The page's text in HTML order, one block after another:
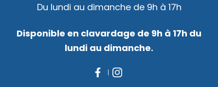
Du lundi au dimanche de 9h à 17h
Disponible en clavardage de 9h à 17h du
lundi au dimanche.